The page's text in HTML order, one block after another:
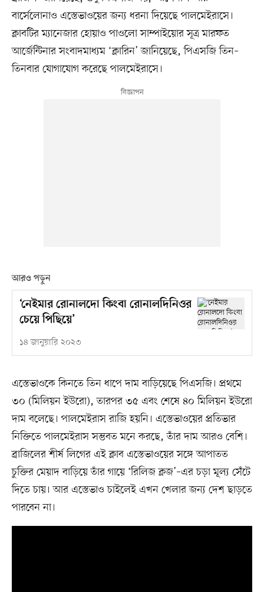
বার্সেলোনাও এস্তেভাওয়ের জন্য ধরনা দিয়েছে পালমেইরাসে।
ক্লাবটির ম্যানেজার হোয়াও পাওলো সাম্পাইয়োর সূত্র মারফত
আর্জেন্টিনার সংবাদমাধ্যম ‘ক্লারিন’ জানিয়েছে, পিএসজি তিন–
তিনবার যোগাযোগ করেছে পালমেইরাসে।
আরও পড়ুন
‘নেইমার রোনালদো কিংবা রোনালদিনিওর
চেয়ে পিছিয়ে’
১৪ জানুয়ারি ২০২৩
এস্তেভাওকে কিনতে তিন ধাপে দাম বাড়িয়েছে পিএসজি। প্রথমে
৩০ (মিলিয়ন ইউরো), তারপর ৩৫ এবং শেষে ৪০ মিলিয়ন ইউরো
দাম বলেছে। পালমেইরাস রাজি হয়নি। এস্তেভাওয়ের প্রতিভার
নিক্তিতে পালমেইরাস সম্ভবত মনে করছে, তাঁর দাম আরও বেশি।
ব্রাজিলের শীর্ষ লিগের এই ক্লাব এস্তেভাওয়ের সঙ্গে আপাতত
চুক্তির মেয়াদ বাড়িয়ে তাঁর গায়ে ‘রিলিজ ক্লজ’–এর চড়া মূল্য সেঁটে
দিতে চায়। আর এস্তেভাও চাইলেই এখন খেলার জন্য দেশ ছাড়তে
পারবেন না।